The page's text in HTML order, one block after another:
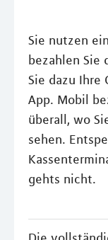
Sie nutzen
bezahlen Sie
Sie dazu Ihre
App. Mobil
überall, wo
sehen.
gehts nicht.